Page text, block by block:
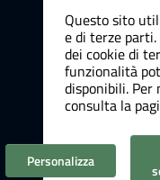
Organi di governo
Aree
Uffici
Enti e fondazioni
Politici
Personale
Luoghi
Questo sito
e di terze
dei cookie di
funzionalità
disponibili. Per
consulta la
Personalizza